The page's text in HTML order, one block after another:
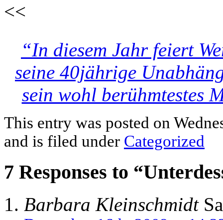
<<
“In diesem Jahr feiert
seine 40jährige
sein wohl berühmtestes
This entry was posted on
and is filed under Categorized
7 Responses to
Barbara Kleinschmidt